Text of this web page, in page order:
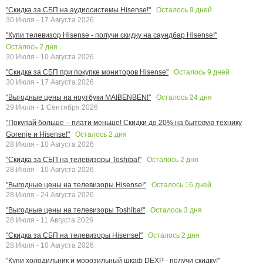
"Скидка за СБП на аудиосистемы Hisense!" Осталось 9 дней
30 Июля - 17 Августа 2026
"Купи телевизор Hisense - получи скидку на саундбар Hisense!"
Осталось 2 дня
30 Июля - 10 Августа 2026
"Скидка за СБП при покупке мониторов Hisense"
Осталось 9 дней
30 Июля - 17 Августа 2026
"Выгодные цены на ноутбуки MAIBENBEN!"
Осталось 24 дня
29 Июля - 1 Сентября 2026
"Покупай больше – плати меньше! Скидки до 20% на бытовую технику
Gorenje и Hisense!"
Осталось 2 дня
28 Июля - 10 Августа 2026
"Скидка за СБП на телевизоры Toshiba!"
Осталось 2 дня
28 Июля - 10 Августа 2026
"Выгодные цены на телевизоры Hisense!"
Осталось 16 дней
28 Июля - 24 Августа 2026
"Выгодные цены на телевизоры Toshiba!"
Осталось 3 дня
28 Июля - 11 Августа 2026
"Скидка за СБП на телевизоры Hisense!"
Осталось 2 дня
28 Июля - 10 Августа 2026
"Купи холодильник и морозильный шкаф DEXP - получи скидку!"